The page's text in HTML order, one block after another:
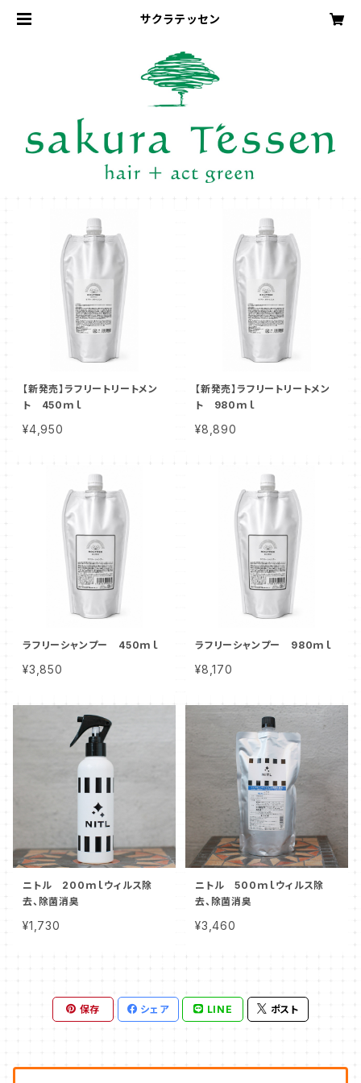
サクラテッセン
【新発売】ラフリートリートメン
ト 450ｍｌ
¥4,950
【新発売】ラフリートリートメン
ト 980ｍｌ
¥8,890
ラフリーシャンプー 450ｍｌ
¥3,850
ラフリーシャンプー 980ｍｌ
¥8,170
ニトル 200ｍｌウィルス除
去、除菌消臭
¥1,730
ニトル 500ｍｌウィルス除
去、除菌消臭
¥3,460
保存 シェア LINE ポスト